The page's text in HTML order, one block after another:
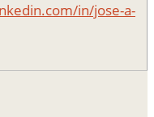
in/jose-a-